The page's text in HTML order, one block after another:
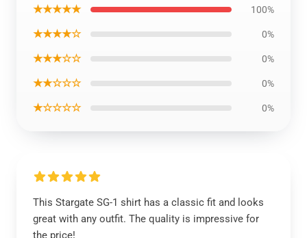
★★★★★ 100%
★★★★☆ 0%
★★★☆☆ 0%
★★☆☆☆ 0%
★☆☆☆☆ 0%
This Stargate SG-1 shirt has a classic fit and looks
great with any outfit. The quality is impressive for
the price!